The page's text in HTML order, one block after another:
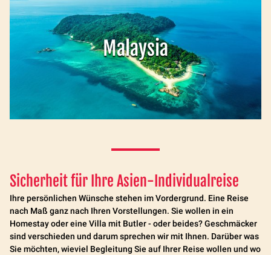
Malaysia
Sicherheit für Ihre Asien-Individualreise
Ihre persönlichen Wünsche stehen im Vordergrund. Eine Reise
nach Maß ganz nach Ihren Vorstellungen. Sie wollen in ein
Homestay oder eine Villa mit Butler - oder beides? Geschmäcker
sind verschieden und darum sprechen wir mit Ihnen. Darüber was
Sie möchten, wieviel Begleitung Sie auf Ihrer Reise wollen und wo